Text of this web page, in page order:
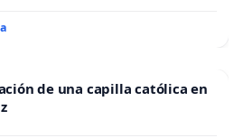
de una capilla católica en